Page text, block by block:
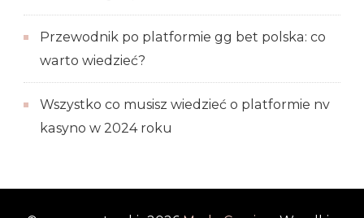
Przewodnik po platformie gg bet polska: co
warto wiedzieć?
Wszystko co musisz wiedzieć o platformie nv
kasyno w 2024 roku